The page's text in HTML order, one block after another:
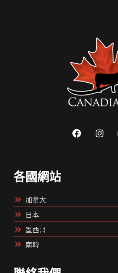
各國網站
加拿大
日本
墨西哥
南韓